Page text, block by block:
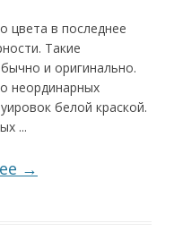
цвета в последнее
Такие
и оригинально.
неординарных
белой краской.
...
→